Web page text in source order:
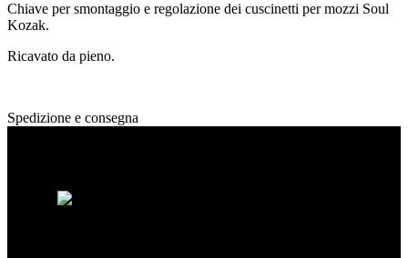
Chiave per smontaggio e regolazione dei cuscinetti per mozzi Soul
Kozak.
Ricavato da pieno.
Spedizione e consegna